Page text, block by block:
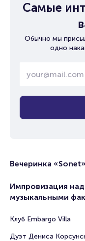
Самые
Обычно мы
одно
Вечеринка «Sonet»
Импровизация
музыкальными
Клуб Embargo Villa
Дуэт Дениса